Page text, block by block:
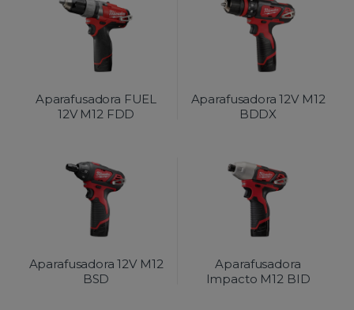
Aparafusadora FUEL
12V M12 FDD
Aparafusadora 12V M12
BDDX
Aparafusadora 12V M12
BSD
Aparafusadora
Impacto M12 BID